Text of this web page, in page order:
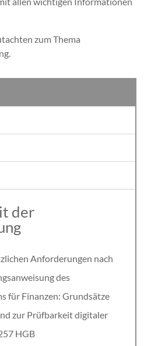
zum Thema
der
Anforderungen nach
des
für Finanzen: Grundsätze
zur Prüfbarkeit digitaler
HGB